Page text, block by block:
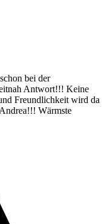
bei der
Antwort!!! Keine
Freundlichkeit wird da
Wärmste